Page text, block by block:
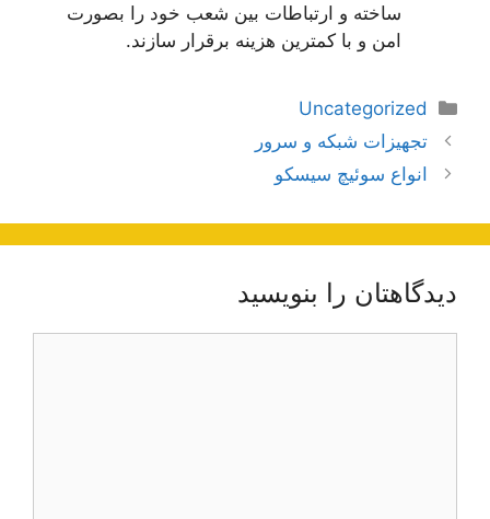
ساخته و ارتباطات بین شعب خود را بصورت
امن و با کمترین هزینه برقرار سازند.
دسته‌ها
Uncategorized
ناوبری
نوشته‌ها
تجهیزات شبکه و سرور
انواع سوئیچ سیسکو
دیدگاهتان را بنویسید